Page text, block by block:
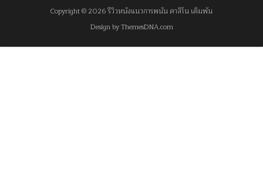
Copyright © 2026 รีวิวหนังแนวการพนัน คาสิโน เดิมพัน
Design by ThemesDNA.com